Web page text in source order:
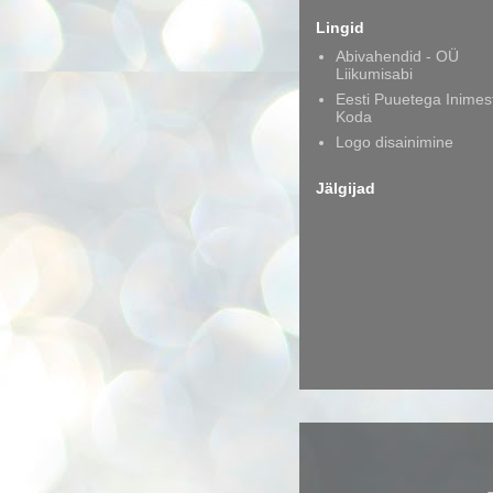
Lingid
Abivahendid - OÜ
Liikumisabi
Eesti Puuetega
Koda
Logo disainimine
Jälgijad